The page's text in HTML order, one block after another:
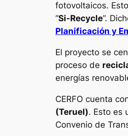
fotovoltaicos.
“Si-Recycle”.
Planificación y
El proyecto se
proceso de
energías
CERFO cuenta
(Teruel). Esto es
Convenio de